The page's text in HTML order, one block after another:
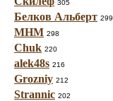
305
Белков Альберт 299
МНМ 298
Chuk 220
alek48s 216
Grozniy 212
Strannic 202